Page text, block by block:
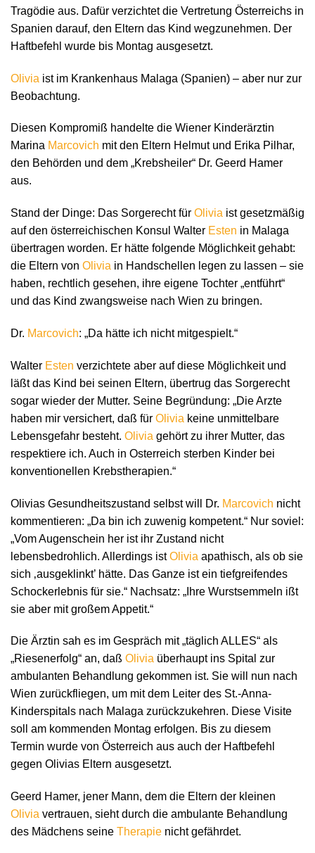
Tragödie aus. Dafür verzichtet die Vertretung Österreichs in
Spanien darauf, den Eltern das Kind wegzunehmen. Der
Haftbefehl wurde bis Montag ausgesetzt.
Olivia ist im Krankenhaus Malaga (Spanien) – aber nur zur
Beobachtung.
Diesen Kompromiß handelte die Wiener Kinderärztin
Marina Marcovich mit den Eltern Helmut und Erika Pilhar,
den Behörden und dem „Krebsheiler“ Dr. Geerd Hamer
aus.
Stand der Dinge: Das Sorgerecht für Olivia ist gesetzmäßig
auf den österreichischen Konsul Walter Esten in Malaga
übertragen worden. Er hätte folgende Möglichkeit gehabt:
die Eltern von Olivia in Handschellen legen zu lassen – sie
haben, rechtlich gesehen, ihre eigene Tochter „entführt“
und das Kind zwangsweise nach Wien zu bringen.
Dr. Marcovich: „Da hätte ich nicht mitgespielt.“
Walter Esten verzichtete aber auf diese Möglichkeit und
läßt das Kind bei seinen Eltern, übertrug das Sorgerecht
sogar wieder der Mutter. Seine Begründung: „Die Arzte
haben mir versichert, daß für Olivia keine unmittelbare
Lebensgefahr besteht. Olivia gehört zu ihrer Mutter, das
respektiere ich. Auch in Osterreich sterben Kinder bei
konventionellen Krebstherapien.“
Olivias Gesundheitszustand selbst will Dr. Marcovich nicht
kommentieren: „Da bin ich zuwenig kompetent.“ Nur soviel:
„Vom Augenschein her ist ihr Zustand nicht
lebensbedrohlich. Allerdings istOlivia apathisch, als ob sie
sich ‚ausgeklinkt’ hätte. Das Ganze ist ein tiefgreifendes
Schockerlebnis für sie.“ Nachsatz: „Ihre Wurstsemmeln ißt
sie aber mit großem Appetit.“
Die Ärztin sah es im Gespräch mit „täglich ALLES“ als
„Riesenerfolg“ an, daß Olivia überhaupt ins Spital zur
ambulanten Behandlung gekommen ist. Sie will nun nach
Wien zurückfliegen, um mit dem Leiter des St.-Anna-
Kinderspitals nach Malaga zurückzukehren. Diese Visite
soll am kommenden Montag erfolgen. Bis zu diesem
Termin wurde von Österreich aus auch der Haftbefehl
gegen Olivias Eltern ausgesetzt.
Geerd Hamer, jener Mann, dem die Eltern der kleinen
Olivia vertrauen, sieht durch die ambulante Behandlung
des Mädchens seine Therapie nicht gefährdet.